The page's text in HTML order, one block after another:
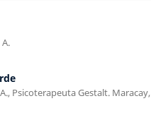
Psicoterapeuta Gestalt. Maracay,